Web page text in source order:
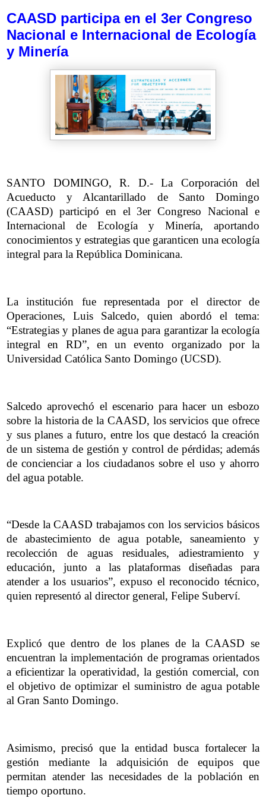
CAASD participa en el 3er Congreso
Nacional e Internacional de Ecología
y Minería
SANTO DOMINGO, R. D.- La Corporación del
Acueducto y Alcantarillado de Santo Domingo
(CAASD) participó en el 3er Congreso Nacional e
Internacional de Ecología y Minería, aportando
conocimientos y estrategias que garanticen una ecología
integral para la República Dominicana.
La institución fue representada por el director de
Operaciones, Luis Salcedo, quien abordó el tema:
“Estrategias y planes de agua para garantizar la ecología
integral en RD”, en un evento organizado por la
Universidad Católica Santo Domingo (UCSD).
Salcedo aprovechó el escenario para hacer un esbozo
sobre la historia de la CAASD, los servicios que ofrece
y sus planes a futuro, entre los que destacó la creación
de un sistema de gestión y control de pérdidas; además
de concienciar a los ciudadanos sobre el uso y ahorro
del agua potable.
“Desde la CAASD trabajamos con los servicios básicos
de abastecimiento de agua potable, saneamiento y
recolección de aguas residuales, adiestramiento y
educación, junto a las plataformas diseñadas para
atender a los usuarios”, expuso el reconocido técnico,
quien representó al director general, Felipe Suberví.
Explicó que dentro de los planes de la CAASD se
encuentran la implementación de programas orientados
a eficientizar la operatividad, la gestión comercial, con
el objetivo de optimizar el suministro de agua potable
al Gran Santo Domingo.
Asimismo, precisó que la entidad busca fortalecer la
gestión mediante la adquisición de equipos que
permitan atender las necesidades de la población en
tiempo oportuno.